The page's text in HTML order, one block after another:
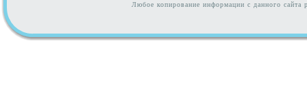
Любое копирование информации с данного сайта